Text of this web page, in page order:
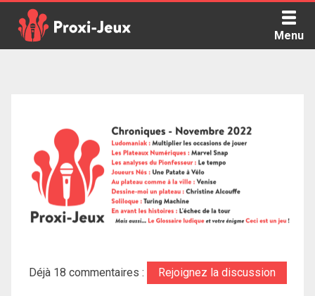
content
Menu
Déjà 18 commentaires : Rejoignez la discussion